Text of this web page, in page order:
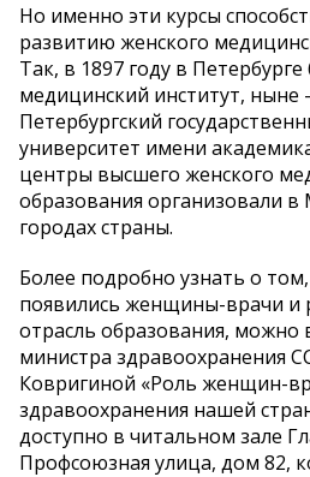
Но именно эти курсы
развитию женского
Так, в 1897 году в
медицинский институт,
Петербургский
университет имени
центры высшего женского
образования организовали в
городах страны.
Более подробно узнать о
появились женщины-врачи и
отрасль образования, можно
министра здравоохранения
Ковригиной «Роль женщин-
здравоохранения нашей
доступно в читальном зале
Профсоюзная улица, дом 82,